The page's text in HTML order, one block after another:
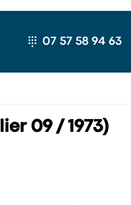
07 57 58 94 63
09 / 1973)